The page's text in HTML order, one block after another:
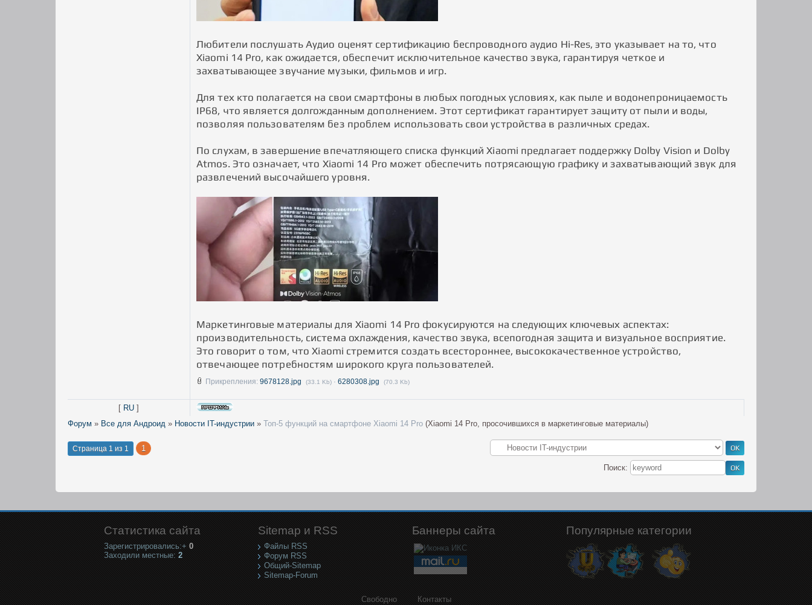
Любители послушать Аудио оценят сертификацию беспроводного аудио Hi-Res, это указывает на то, что
Xiaomi 14 Pro, как ожидается, обеспечит исключительное качество звука, гарантируя четкое и
захватывающее звучание музыки, фильмов и игр.
Для тех кто полагается на свои смартфоны в любых погодных условиях, как пыле и водонепроницаемость
IP68, что является долгожданным дополнением. Этот сертификат гарантирует защиту от пыли и воды,
позволяя пользователям без проблем использовать свои устройства в различных средах.
По слухам, в завершение впечатляющего списка функций Xiaomi предлагает поддержку Dolby Vision и Dolby
Atmos. Это означает, что Xiaomi 14 Pro может обеспечить потрясающую графику и захватывающий звук для
развлечений высочайшего уровня.
Маркетинговые материалы для Xiaomi 14 Pro фокусируются на следующих ключевых аспектах:
производительность, система охлаждения, качество звука, всепогодная защита и визуальное восприятие.
Это говорит о том, что Xiaomi стремится создать всестороннее, высококачественное устройство,
отвечающее потребностям широкого круга пользователей.
Прикрепления: 9678128.jpg (33.1 Kb) · 6280308.jpg (70.3 Kb)
[ RU ]
Форум » Все для Андроид » Новости IT-индустрии » Топ-5 функций на смартфоне Xiaomi 14 Pro (Xiaomi 14 Pro, просочившихся в маркетинговые материалы)
Страница 1 из 1 1
Поиск:
Статистика сайта
Зарегистрировались:+ 0
Заходили местные: 2
Sitemap и RSS
Файлы RSS
Форум RSS
Общий-Sitemap
Sitemap-Forum
Баннеры сайта Популярные категории
Свободно Контакты